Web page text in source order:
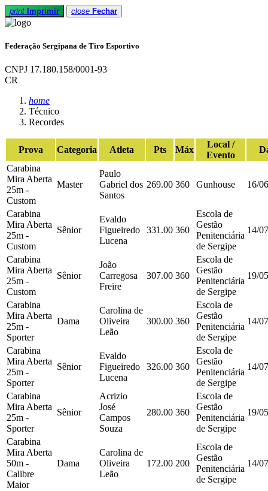
print Imprimir close Fechar
Federação Sergipana de Tiro Esportivo
CNPJ 17.180.158/0001-93
CR
home
Técnico
Recordes
Prova Categoria Atleta Pts Máx
Local /
Evento
Carabina
Mira Aberta
25m -
Custom
Master
Paulo
Gabriel dos
Santos
269.00 360 Gunhouse 16/
Carabina
Mira Aberta
25m -
Custom
Sênior
Evaldo
Figueiredo
Lucena
331.00 360
Escola de
Gestão
Penitenciária
de Sergipe
14/
Carabina
Mira Aberta
25m -
Custom
Sênior
João
Carregosa
Freire
307.00 360
Escola de
Gestão
Penitenciária
de Sergipe
19/
Carabina
Mira Aberta
25m -
Sporter
Dama
Carolina de
Oliveira
Leão
300.00 360
Escola de
Gestão
Penitenciária
de Sergipe
14/
Carabina
Mira Aberta
25m -
Sporter
Sênior
Evaldo
Figueiredo
Lucena
326.00 360
Escola de
Gestão
Penitenciária
de Sergipe
14/
Carabina
Mira Aberta
25m -
Sporter
Sênior
Acrizio
José
Campos
Souza
280.00 360
Escola de
Gestão
Penitenciária
de Sergipe
19/
Carabina
Mira Aberta
50m -
Calibre
Maior
Dama
Carolina de
Oliveira
Leão
172.00 200
Escola de
Gestão
Penitenciária
de Sergipe
14/